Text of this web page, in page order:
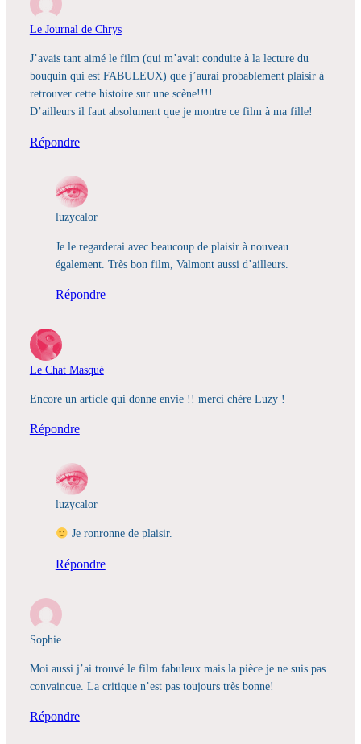
Le Journal de Chrys
J’avais tant aimé le film (qui m’avait conduite à la lecture du
bouquin qui est FABULEUX) que j’aurai probablement plaisir à
retrouver cette histoire sur une scène!!!!
D’ailleurs il faut absolument que je montre ce film à ma fille!
Répondre
luzycalor
Je le regarderai avec beaucoup de plaisir à nouveau
également. Très bon film, Valmont aussi d’ailleurs.
Répondre
Le Chat Masqué
Encore un article qui donne envie !! merci chère Luzy !
Répondre
luzycalor
Je ronronne de plaisir.
Répondre
Sophie
Moi aussi j’ai trouvé le film fabuleux mais la pièce je ne suis pas
convaincue. La critique n’est pas toujours très bonne!
Répondre